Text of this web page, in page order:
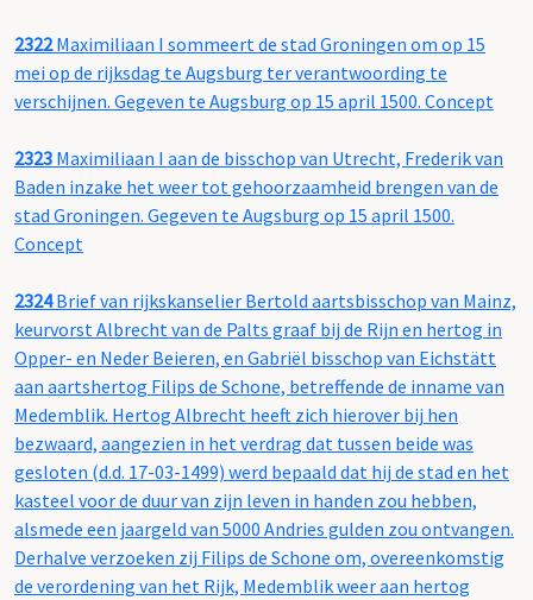
2322Maximiliaan I sommeert de stad Groningen om op 15
mei op de rijksdag te Augsburg ter verantwoording te
verschijnen. Gegeven te Augsburg op 15 april 1500. Concept
2323 Maximiliaan I aan de bisschop van Utrecht, Frederik van
Baden inzake het weer tot gehoorzaamheid brengen van de
stad Groningen. Gegeven te Augsburg op 15 april 1500.
Concept
2324Brief van rijkskanselier Bertold aartsbisschop van Mainz,
keurvorst Albrecht van de Palts graaf bij de Rijn en hertog in
Opper- en Neder Beieren, en Gabriël bisschop van Eichstätt
aan aartshertog Filips de Schone, betreffende de inname van
Medemblik. Hertog Albrecht heeft zich hierover bij hen
bezwaard, aangezien in het verdrag dat tussen beide was
gesloten (d.d. 17-03-1499) werd bepaald dat hij de stad en het
kasteel voor de duur van zijn leven in handen zou hebben,
alsmede een jaargeld van 5000 Andries gulden zou ontvangen.
Derhalve verzoeken zij Filips de Schone om, overeenkomstig
de verordening van het Rijk, Medemblik weer aan hertog